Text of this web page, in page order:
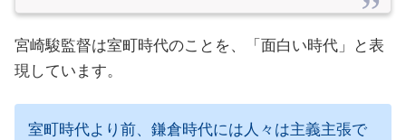
宮崎駿監督は室町時代のことを、「面白い時代」と表
現しています。
室町時代より前、鎌倉時代には人々は主義主張で